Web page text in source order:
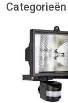
Categorieën